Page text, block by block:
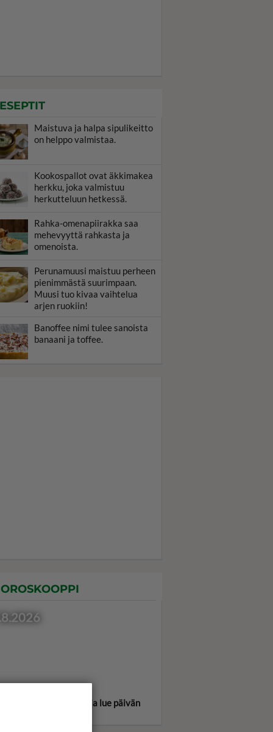
Maistuva ja halpa sipulikeitto
on helppo valmistaa.
Kookospallot ovat äkkimakea
herkku, joka valmistuu
herkutteluun hetkessä.
Rahka-omenapiirakka saa
mehevyyttä rahkasta ja
omenoista.
Perunamuusi maistuu perheen
pienimmästä suurimpaan.
Muusi tuo kivaa vaihtelua
arjen ruokiin!
Banoffee nimi tulee sanoista
banaani ja toffee.
oma tähtimerkkisi ja lue päivän